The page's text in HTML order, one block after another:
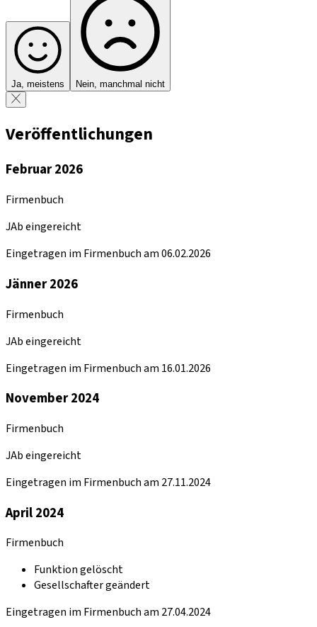
Ja, meistens Nein, manchmal nicht
Veröffentlichungen
Februar 2026
Firmenbuch
JAb eingereicht
Eingetragen im Firmenbuch am 06.02.2026
Jänner 2026
Firmenbuch
JAb eingereicht
Eingetragen im Firmenbuch am 16.01.2026
November 2024
Firmenbuch
JAb eingereicht
Eingetragen im Firmenbuch am 27.11.2024
April 2024
Firmenbuch
Funktion gelöscht
Gesellschafter geändert
Eingetragen im Firmenbuch am 27.04.2024